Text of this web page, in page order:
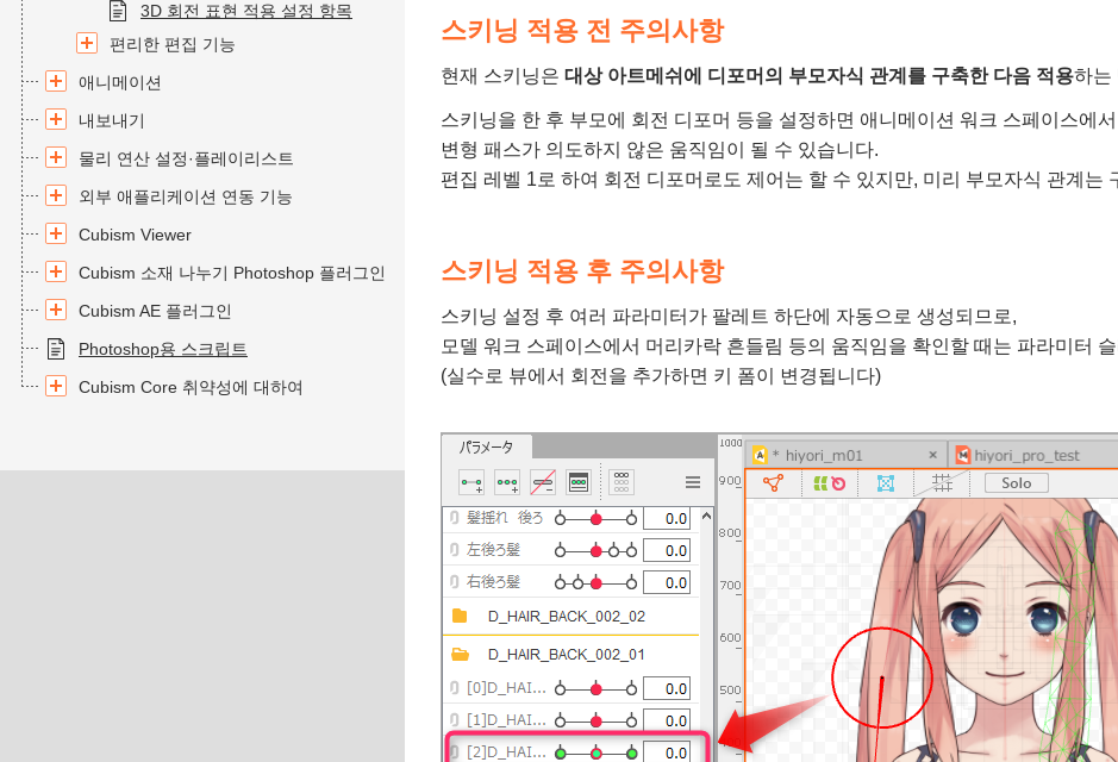
3D 회전 표현 적용 설정 항목
편리한 편집 기능
애니메이션
내보내기
물리 연산 설정·플레이리스트
외부 애플리케이션 연동 기능
Cubism Viewer
Cubism 소재 나누기 Photoshop 플러그인
Cubism AE 플러그인
Photoshop용 스크립트
Cubism Core 취약성에 대하여
스키닝 적용 전 주의사항
현재 스키닝은 대상 아트메쉬에 디포머의 부모자식 관계를 구축한 다음 적용하는
스키닝을 한 후 부모에 회전 디포머 등을 설정하면 애니메이션 워크 스페이스에서
변형 패스가 의도하지 않은 움직임이 될 수 있습니다.
편집 레벨 1로 하여 회전 디포머로도 제어는 할 수 있지만, 미리 부모자식 관계는
스키닝 적용 후 주의사항
스키닝 설정 후 여러 파라미터가 팔레트 하단에 자동으로 생성되므로,
모델 워크 스페이스에서 머리카락 흔들림 등의 움직임을 확인할 때는 파라미터
(실수로 뷰에서 회전을 추가하면 키 폼이 변경됩니다)